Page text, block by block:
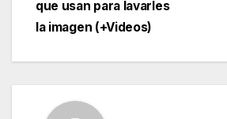
que usan para lavarles
la imagen (+Videos)